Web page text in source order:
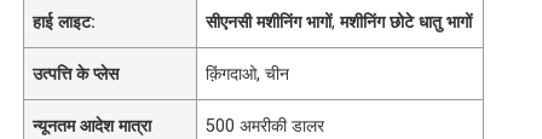
हाई लाइट: सीएनसी मशीनिंग भागों,मशीनिंग छोटे धातु भागों
उत्पत्ति के प्लेस क़िंगदाओ, चीन
न्यूनतम आदेश मात्रा 500 अमरीकी डालर